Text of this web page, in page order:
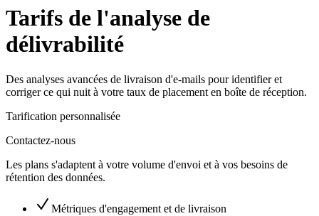
Tarifs de l'analyse de
délivrabilité
Des analyses avancées de livraison d'e-mails pour identifier et
corriger ce qui nuit à votre taux de placement en boîte de réception.
Tarification personnalisée
Contactez-nous
Les plans s'adaptent à votre volume d'envoi et à vos besoins de
rétention des données.
Métriques d'engagement et de livraison